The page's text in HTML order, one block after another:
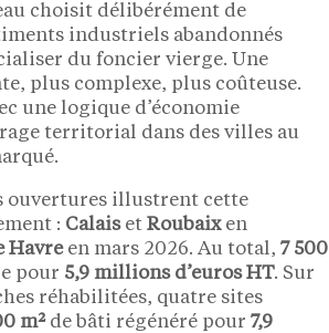
choisit délibérément de
industriels abandonnés
du foncier vierge. Une
plus complexe, plus coûteuse.
une logique d’économie
territorial dans des villes au
ouvertures illustrent cette
: Calaiset Roubaixen
Havreen mars 2026. Au total, 7 500
pour 5,9 millions d’euros HT. Sur
réhabilitées, quatre sites
m²de bâti régénéré pour 7,9